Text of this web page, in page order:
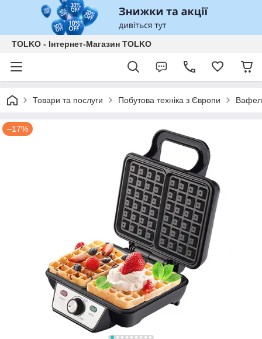
TOLKO - Інтернет-Магазин TOLKO
Товари та послуги Побутова техніка з Європи
–17%